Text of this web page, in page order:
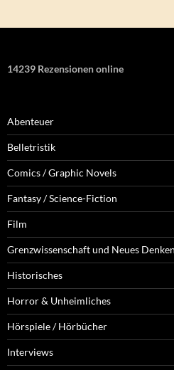
14239 Rezensionen online
Abenteuer
Belletristik
Comics / Graphic Novels
Fantasy / Science-Fiction
Film
Grenzwissenschaft und Neues Denken
Historisches
Horror & Unheimliches
Hörspiele / Hörbücher
Interviews